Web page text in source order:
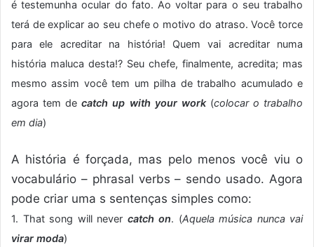
é testemunha ocular do fato. Ao voltar para o seu trabalho
terá de explicar ao seu chefe o motivo do atraso. Você torce
para ele acreditar na história! Quem vai acreditar numa
história maluca desta!? Seu chefe, finalmente, acredita; mas
mesmo assim você tem um pilha de trabalho acumulado e
agora tem decatch up with your work(colocar o trabalho
em dia)
A história é forçada, mas pelo menos você viu o
vocabulário – phrasal verbs – sendo usado. Agora
pode criar uma s sentenças simples como:
1. That song will never catch on. (Aquela música nunca vai
virar moda)